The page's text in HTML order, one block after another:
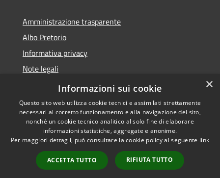
Amministrazione trasparente
Albo Pretorio
Informativa privacy
Note legali
Dichiarazione di accessibilità
Accessibilità
Copyright © 2026 • Comune di
Gragnano Trebbiense (PC) •
Powered byMunicipium
Accesso redazione
×
Informazioni sui cookie
Questo sito web utilizza cookie tecnici e assimilati strettamente
necessari al corretto funzionamento e alla navigazione del sito,
nonché un cookie tecnico analitico al solo fine di elaborare
informazioni statistiche, aggregate e anonime.
Per maggiori dettagli, può consultare la cookie policy al seguente link
ACCETTA TUTTO RIFIUTA TUTTO